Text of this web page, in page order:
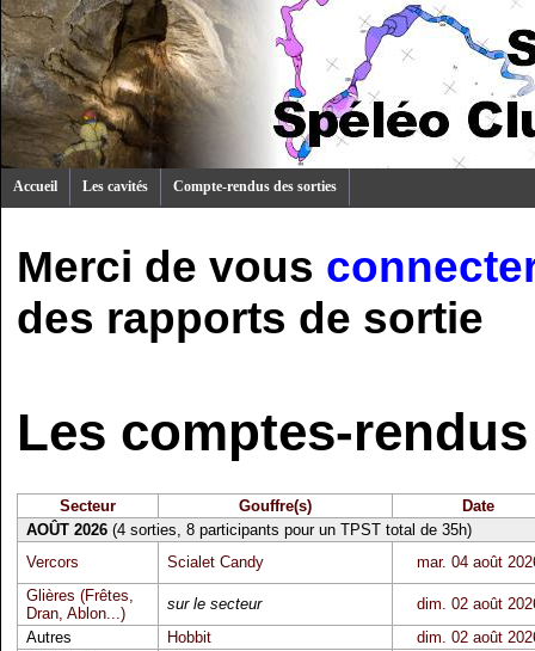
Accueil Les cavités Compte-rendus des sorties
Merci de vous
des rapports de sortie
Les comptes-
Secteur Gouffre(s)
Date
AOÛT 2026(4 sorties, 8 participants pour un TPST total de 35h)
Vercors
Scialet Candy
mar. 04 août
Glières (Frêtes,
Dran, Ablon...)
sur le secteur
dim. 02 août
Autres
Hobbit
dim. 02 août